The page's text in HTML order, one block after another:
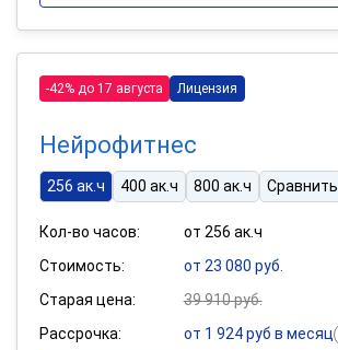
-42% до 17 августа Лицензия
Нейрофитнес
256 ак.ч 400 ак.ч 800 ак.ч Сравнить
Кол-во часов:
от 256 ак.ч
Стоимость:
от 23 080 руб.
Старая цена:
39 910 руб.
Рассрочка:
от 1 924 руб в месяц